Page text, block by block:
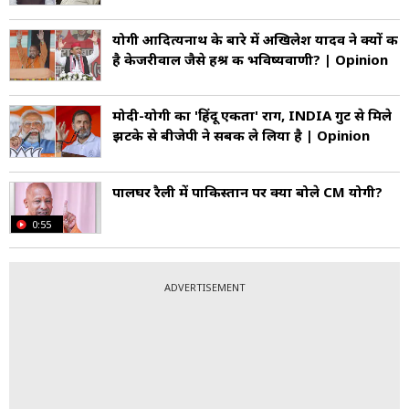
योगी आदित्यनाथ के बारे में अखिलेश यादव ने क्यों की
है केजरीवाल जैसे हश्र की भविष्यवाणी? | Opinion
मोदी-योगी का 'हिंदू एकता' राग, INDIA गुट से मिले
झटके से बीजेपी ने सबक ले लिया है | Opinion
0:55
पालघर रैली में पाकिस्तान पर क्या बोले CM योगी?
ADVERTISEMENT